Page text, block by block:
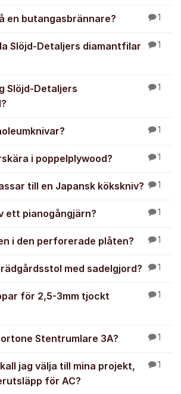
en butangasbrännare? 1
Slöjd-Detaljers diamantfilar
1
Slöjd-Detaljers
1
1
i poppelplywood? 1
till en Japansk kökskniv? 1
ett pianogångjärn? 1
i den perforerade plåten? 1
med sadelgjord? 1
för 2,5-3mm tjockt
1
Stentrumlare 3A? 1
jag välja till mina projekt,
för AC?
1